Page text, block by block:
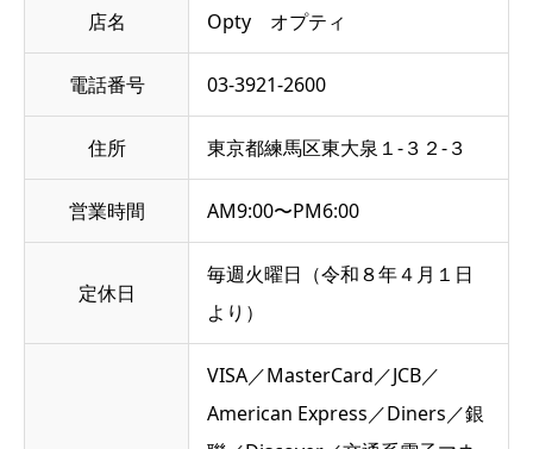
店名 Opty オプティ
電話番号 03-3921-2600
住所 東京都練馬区東大泉１‐３２‐３
営業時間 AM9:00〜PM6:00
定休日
毎週火曜日（令和８年４月１日
より）
VISA／MasterCard／JCB／
American Express／Diners／銀